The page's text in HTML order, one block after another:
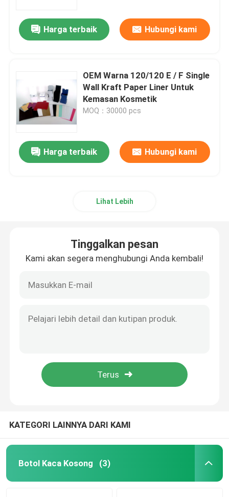
Harga terbaik Hubungi kami
OEM Warna 120/120 E / F Single
Wall Kraft Paper Liner Untuk
Kemasan Kosmetik
MOQ：30000 pcs
Harga terbaik Hubungi kami
Lihat Lebih
Tinggalkan pesan
Kami akan segera menghubungi Anda kembali!
KATEGORI LAINNYA DARI KAMI
Botol Kaca Kosong (3)